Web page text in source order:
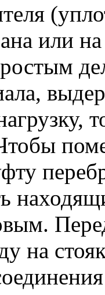
или на
на